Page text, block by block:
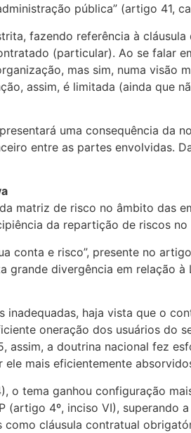
pública” (artigo 41,
fazendo referência à
(particular). Ao se falar
mas sim, numa visão
assim, é limitada (ainda que
uma consequência da
entre as partes envolvidas.
matriz de risco no âmbito das
da repartição de riscos
conta e risco”, presente no
grande divergência em relação
inadequadas, haja vista que o
oneração dos usuários do
a doutrina nacional fez
mais eficientemente
o tema ganhou configuração
4º, inciso VI), superando
cláusula contratual